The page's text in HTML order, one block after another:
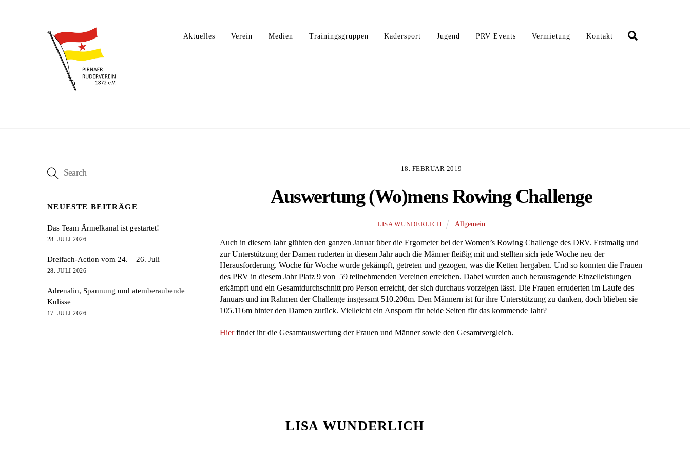
Aktuelles Verein Medien Trainingsgruppen Kadersport Jugend PRV Events Vermietung Kontakt
18. FEBRUAR 2019
Auswertung (Wo)mens Rowing Challenge
LISA WUNDERLICH Allgemein
Auch in diesem Jahr glühten den ganzen Januar über die Ergometer bei der Women’s Rowing Challenge des DRV. Erstmalig und
zur Unterstützung der Damen ruderten in diesem Jahr auch die Männer fleißig mit und stellten sich jede Woche neu der
Herausforderung. Woche für Woche wurde gekämpft, getreten und gezogen, was die Ketten hergaben. Und so konnten die Frauen
des PRV in diesem Jahr Platz 9 von 59 teilnehmenden Vereinen erreichen. Dabei wurden auch herausragende Einzelleistungen
erkämpft und ein Gesamtdurchschnitt pro Person erreicht, der sich durchaus vorzeigen lässt. Die Frauen erruderten im Laufe des
Januars und im Rahmen der Challenge insgesamt 510.208m. Den Männern ist für ihre Unterstützung zu danken, doch blieben sie
105.116m hinter den Damen zurück. Vielleicht ein Ansporn für beide Seiten für das kommende Jahr?
Hierfindet ihr die Gesamtauswertung der Frauen und Männer sowie den Gesamtvergleich.
LISA WUNDERLICH
NEUESTE BEITRÄGE
Das Team Ärmelkanal ist gestartet!
28. JULI 2026
Dreifach-Action vom 24. – 26. Juli
28. JULI 2026
Adrenalin, Spannung und atemberaubende
Kulisse
17. JULI 2026